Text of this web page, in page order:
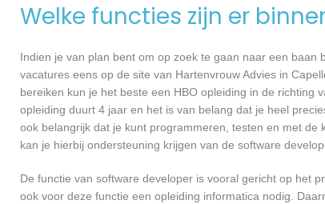
Welke functies zijn er
Indien je van plan bent om op zoek te gaan naar een
vacatures eens op de site van Hartenvrouw Advies in
bereiken kun je het beste een HBO opleiding in de richting
opleiding duurt 4 jaar en het is van belang dat je heel
ook belangrijk dat je kunt programmeren, testen en met de
kan je hierbij ondersteuning krijgen van de software
De functie van software developer is vooral gericht op het
ook voor deze functie een opleiding informatica nodig.